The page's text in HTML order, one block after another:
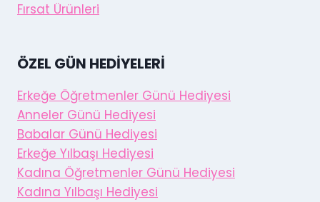
Fırsat Ürünleri
ÖZEL GÜN HEDIYELERI
Erkeğe Öğretmenler Günü Hediyesi
Anneler Günü Hediyesi
Babalar Günü Hediyesi
Erkeğe Yılbaşı Hediyesi
Kadına Öğretmenler Günü Hediyesi
Kadına Yılbaşı Hediyesi